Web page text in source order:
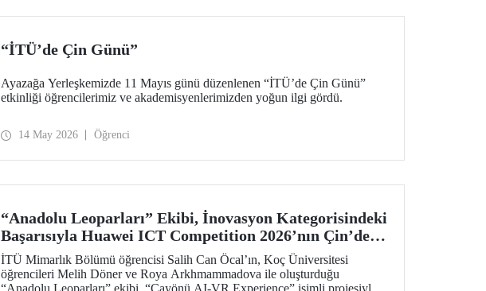
“İTÜ’de Çin Günü”
Ayazağa Yerleşkemizde 11 Mayıs günü düzenlenen “İTÜ’de Çin Günü”
etkinliği öğrencilerimiz ve akademisyenlerimizden yoğun ilgi gördü.
14 May 2026 Öğrenci
“Anadolu Leoparları” Ekibi, İnovasyon Kategorisindeki
Başarısıyla Huawei ICT Competition 2026’nın Çin’deki
Küresel Finalinde!
İTÜ Mimarlık Bölümü öğrencisi Salih Can Öcal’ın, Koç Üniversitesi
öğrencileri Melih Döner ve Roya Arkhmammadova ile oluşturduğu
“Anadolu Leoparları” ekibi, “Çayönü AI-VR Experience” isimli projesiyle